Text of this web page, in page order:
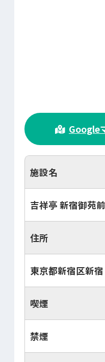
Google
施設名
吉祥亭 新宿御苑
住所
東京都新宿区新
喫煙
禁煙